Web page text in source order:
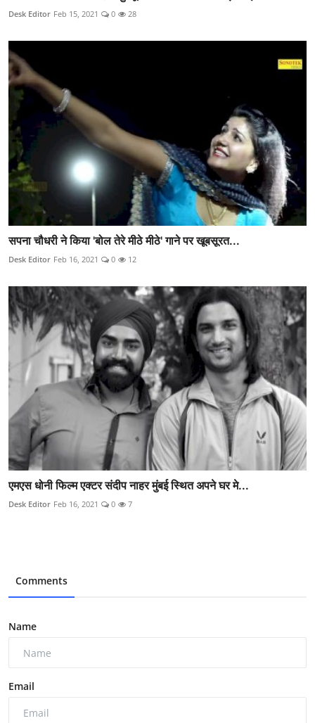
Desk Editor Feb 15, 2021 0 28
सपना चौधरी ने किया 'बोल तेरे मीठे मीठे' गाने पर खूबसूरत...
Desk Editor Feb 16, 2021 0 12
एमएस धोनी फिल्म एक्टर संदीप नाहर मुंबई स्थित अपने घर मे...
Desk Editor Feb 16, 2021 0 7
Comments
Name
Email